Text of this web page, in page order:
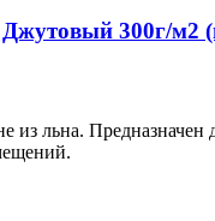
300г/м2
из льна. Предназначен